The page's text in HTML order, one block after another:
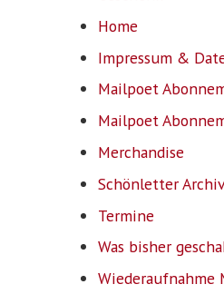
Home
Impressum &
Mailpoet
Mailpoet
Merchandise
Schönletter Archiv
Termine
Was bisher
Wiederaufnahme